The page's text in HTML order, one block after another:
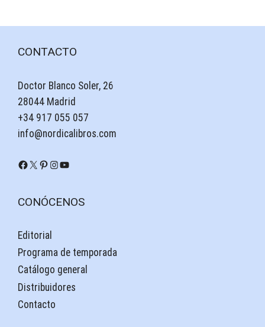
CONTACTO
Doctor Blanco Soler, 26
28044 Madrid
+34 917 055 057
info@nordicalibros.com
Facebook
X Pinterest
Instagram
YouTube
CONÓCENOS
Editorial
Programa de temporada
Catálogo general
Distribuidores
Contacto